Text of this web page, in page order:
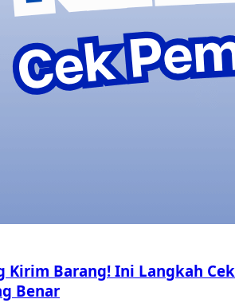
Kirim Barang! Ini Langkah Cek
Benar